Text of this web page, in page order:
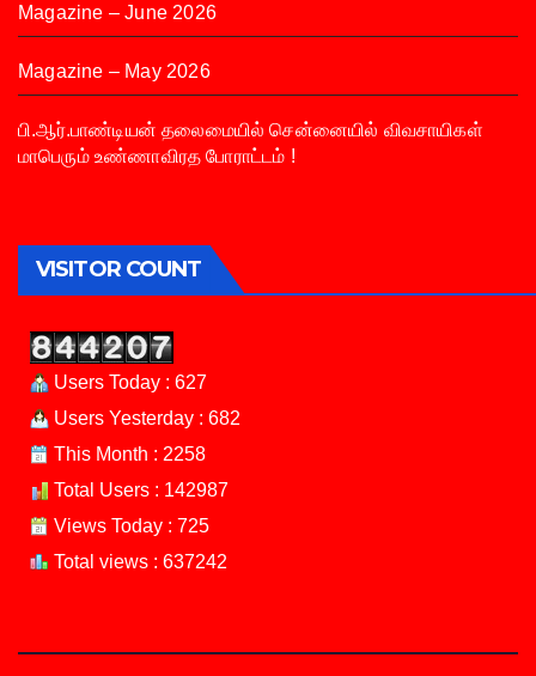
Magazine – June 2026
Magazine – May 2026
பி.ஆர்.பாண்டியன் தலைமையில் சென்னையில் விவசாயிகள்
மாபெரும் உண்ணாவிரத போராட்டம் !
VISITOR COUNT
Users Today : 627
Users Yesterday : 682
This Month : 2258
Total Users : 142987
Views Today : 725
Total views : 637242